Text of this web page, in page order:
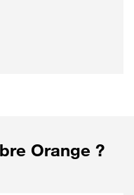
Orange ?